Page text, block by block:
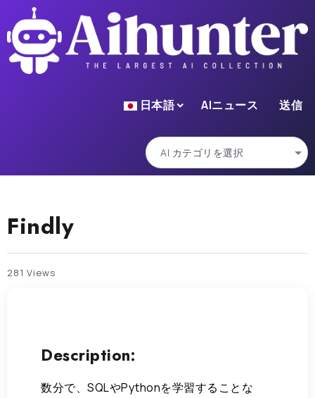
日本語 AIニュース 送信
Findly
281 Views
Description:
数分で、SQLやPythonを学習することな